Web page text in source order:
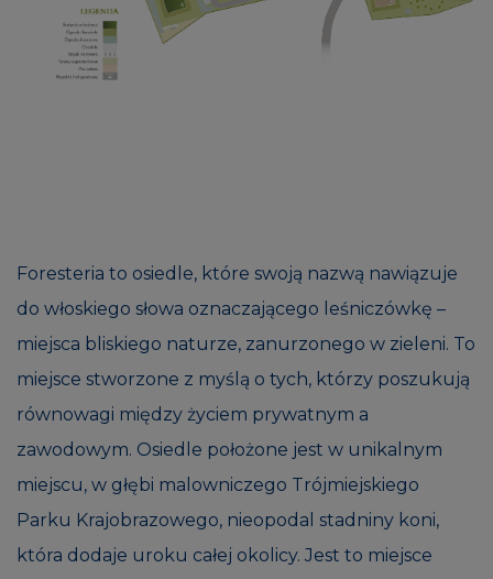
Foresteria to osiedle, które swoją nazwą nawiązuje
do włoskiego słowa oznaczającego leśniczówkę –
miejsca bliskiego naturze, zanurzonego w zieleni. To
miejsce stworzone z myślą o tych, którzy poszukują
równowagi między życiem prywatnym a
zawodowym. Osiedle położone jest w unikalnym
miejscu, w głębi malowniczego Trójmiejskiego
Parku Krajobrazowego, nieopodal stadniny koni,
która dodaje uroku całej okolicy. Jest to miejsce